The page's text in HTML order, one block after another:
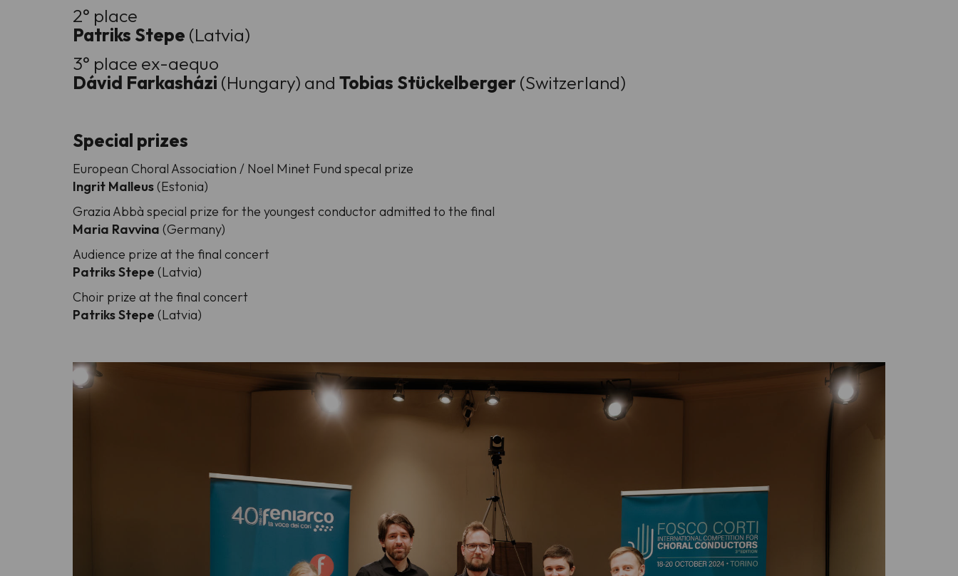
2° place
Patriks Stepe (Latvia)
3° place ex-aequo
Dávid Farkasházi (Hungary) and Tobias Stückelberger(Switzerland)
Special prizes
European Choral Association / Noel Minet Fund specal prize
Ingrit Malleus(Estonia)
Grazia Abbà special prize for the youngest conductor admitted to the final
Maria Ravvina (Germany)
Audience prize at the final concert
Patriks Stepe (Latvia)
Choir prize at the final concert
Patriks Stepe (Latvia)